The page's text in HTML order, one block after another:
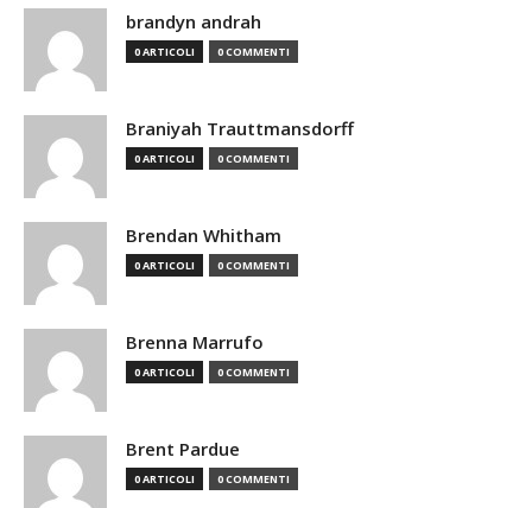
brandyn andrah
0 ARTICOLI 0 COMMENTI
Braniyah Trauttmansdorff
0 ARTICOLI 0 COMMENTI
Brendan Whitham
0 ARTICOLI 0 COMMENTI
Brenna Marrufo
0 ARTICOLI 0 COMMENTI
Brent Pardue
0 ARTICOLI 0 COMMENTI